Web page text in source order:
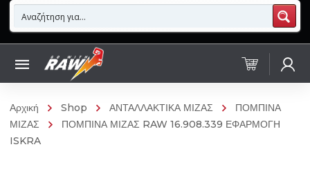
Αρχική Shop ΑΝΤΑΛΛΑΚΤΙΚΑ ΜΙΖΑΣ
ΠΟΜΠΙΝΑ
ΜΙΖΑΣ
ΠΟΜΠΙΝΑ ΜΙΖΑΣ RAW 16.908.339 ΕΦΑΡΜΟΓΗ
ISKRA